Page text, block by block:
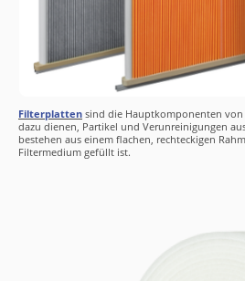
Filterplatten sind die Hauptkomponenten
dazu dienen, Partikel und Verunreinigungen
bestehen aus einem flachen, rechteckigen
Filtermedium gefüllt ist.